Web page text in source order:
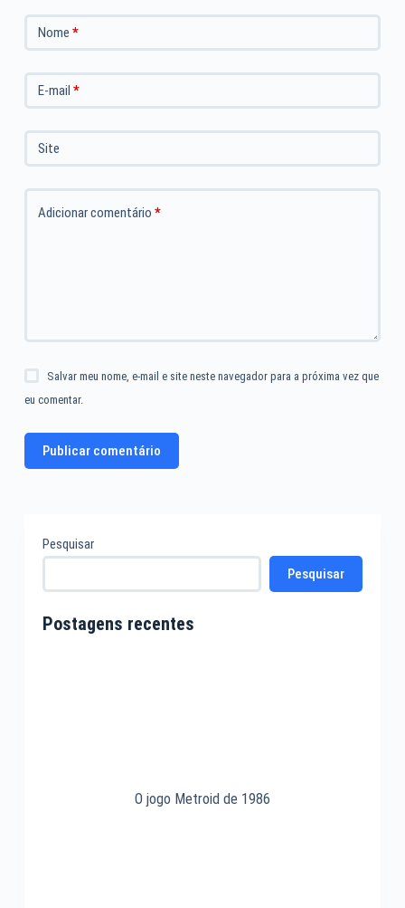
Nome *
E-mail *
Site
Adicionar comentário *
Salvar meu nome, e-mail e site neste navegador para a próxima vez que
eu comentar.
Publicar comentário
Pesquisar
Pesquisar
Postagens recentes
O jogo Metroid de 1986